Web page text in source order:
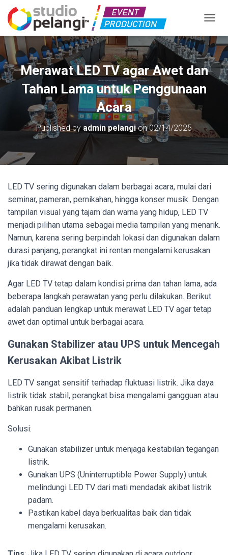
Merawat LED TV agar Awet dan
Tahan Lama untuk Penggunaan
Acara
Published byadmin pelangion02/14/2025
LED TV sering digunakan dalam berbagai acara, mulai dari
seminar, pameran, pernikahan, hingga konser musik. Dengan
tampilan visual yang tajam dan warna yang hidup, LED TV
menjadi pilihan utama sebagai media tampilan yang menarik.
Namun, karena sering berpindah lokasi dan digunakan dalam
durasi panjang, perangkat ini rentan mengalami kerusakan
jika tidak dirawat dengan baik.
Agar LED TV tetap dalam kondisi prima dan tahan lama, ada
beberapa langkah perawatan yang perlu dilakukan. Berikut
adalah panduan lengkap untuk merawat LED TV agar tetap
awet dan optimal untuk berbagai acara.
Gunakan Stabilizer atau UPS untuk Mencegah
Kerusakan Akibat Listrik
LED TV sangat sensitif terhadap fluktuasi listrik. Jika daya
listrik tidak stabil, perangkat bisa mengalami gangguan atau
bahkan rusak permanen.
Solusi:
Gunakan stabilizer untuk menjaga kestabilan tegangan
listrik.
Gunakan UPS (Uninterruptible Power Supply) untuk
melindungi LED TV dari mati mendadak akibat listrik
padam.
Pastikan kabel daya berkualitas baik dan tidak
mengalami kerusakan.